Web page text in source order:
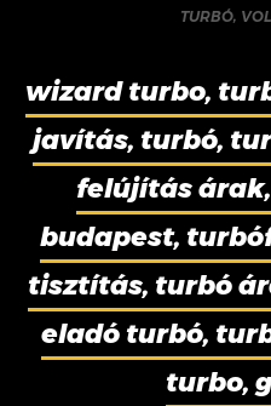
TURBÓ,
wizard turbo,
javítás, turbó,
felújítás
budapest,
tisztítás, turbó
eladó turbó,
turbo,